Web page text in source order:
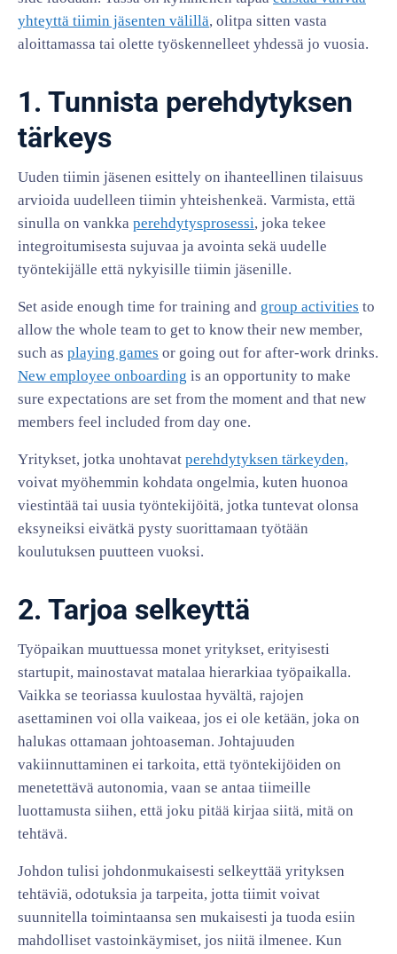
yhteyttä tiimin jäsenten välillä, olitpa sitten vasta
aloittamassa tai olette työskennelleet yhdessä jo vuosia.
1. Tunnista perehdytyksen
tärkeys
Uuden tiimin jäsenen esittely on ihanteellinen tilaisuus
arvioida uudelleen tiimin yhteishenkeä. Varmista, että
sinulla on vankka perehdytysprosessi, joka tekee
integroitumisesta sujuvaa ja avointa sekä uudelle
työntekijälle että nykyisille tiimin jäsenille.
Set aside enough time for training and group activities to
allow the whole team to get to know their new member,
such as playing games or going out for after-work drinks.
New employee onboarding is an opportunity to make
sure expectations are set from the moment and that new
members feel included from day one.
Yritykset, jotka unohtavat perehdytyksen tärkeyden,
voivat myöhemmin kohdata ongelmia, kuten huonoa
viestintää tai uusia työntekijöitä, jotka tuntevat olonsa
eksyneiksi eivätkä pysty suorittamaan työtään
koulutuksen puutteen vuoksi.
2. Tarjoa selkeyttä
Työpaikan muuttuessa monet yritykset, erityisesti
startupit, mainostavat matalaa hierarkiaa työpaikalla.
Vaikka se teoriassa kuulostaa hyvältä, rajojen
asettaminen voi olla vaikeaa, jos ei ole ketään, joka on
halukas ottamaan johtoaseman. Johtajuuden
vakiinnuttaminen ei tarkoita, että työntekijöiden on
menetettävä autonomia, vaan se antaa tiimeille
luottamusta siihen, että joku pitää kirjaa siitä, mitä on
tehtävä.
Johdon tulisi johdonmukaisesti selkeyttää yrityksen
tehtäviä, odotuksia ja tarpeita, jotta tiimit voivat
suunnitella toimintaansa sen mukaisesti ja tuoda esiin
mahdolliset vastoinkäymiset, jos niitä ilmenee. Kun